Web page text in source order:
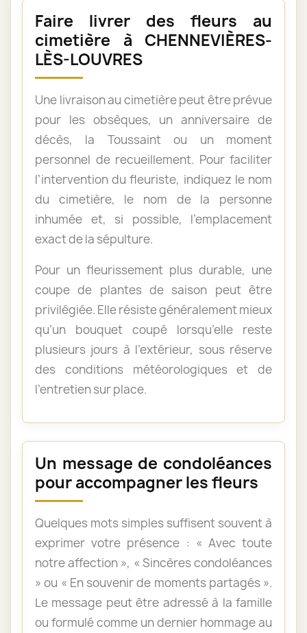
Faire livrer des fleurs au
cimetière à CHENNEVIÈRES-
LÈS-LOUVRES
Une livraison au cimetière peut être prévue
pour les obsèques, un anniversaire de
décès, la Toussaint ou un moment
personnel de recueillement. Pour faciliter
l’intervention du fleuriste, indiquez le nom
du cimetière, le nom de la personne
inhumée et, si possible, l’emplacement
exact de la sépulture.
Pour un fleurissement plus durable, une
coupe de plantes de saison peut être
privilégiée. Elle résiste généralement mieux
qu’un bouquet coupé lorsqu’elle reste
plusieurs jours à l’extérieur, sous réserve
des conditions météorologiques et de
l’entretien sur place.
Un message de condoléances
pour accompagner les fleurs
Quelques mots simples suffisent souvent à
exprimer votre présence : « Avec toute
notre affection », « Sincères condoléances
» ou « En souvenir de moments partagés ».
Le message peut être adressé à la famille
ou formulé comme un dernier hommage au